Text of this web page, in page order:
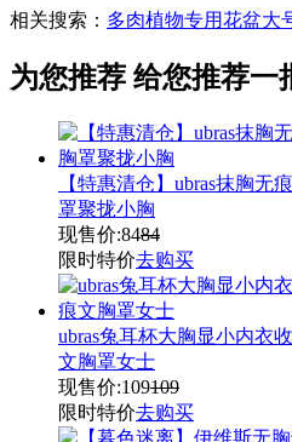
相关搜索： 多肉植物专用花盆大
为您推荐 给您推荐一
【特惠清仓】ubras抹胸无
罩聚拢小胸
现售价:8484
限时特价去购买
ubras兔耳杯大胸显小内衣
文胸罩女士
现售价:109109
限时特价去购买